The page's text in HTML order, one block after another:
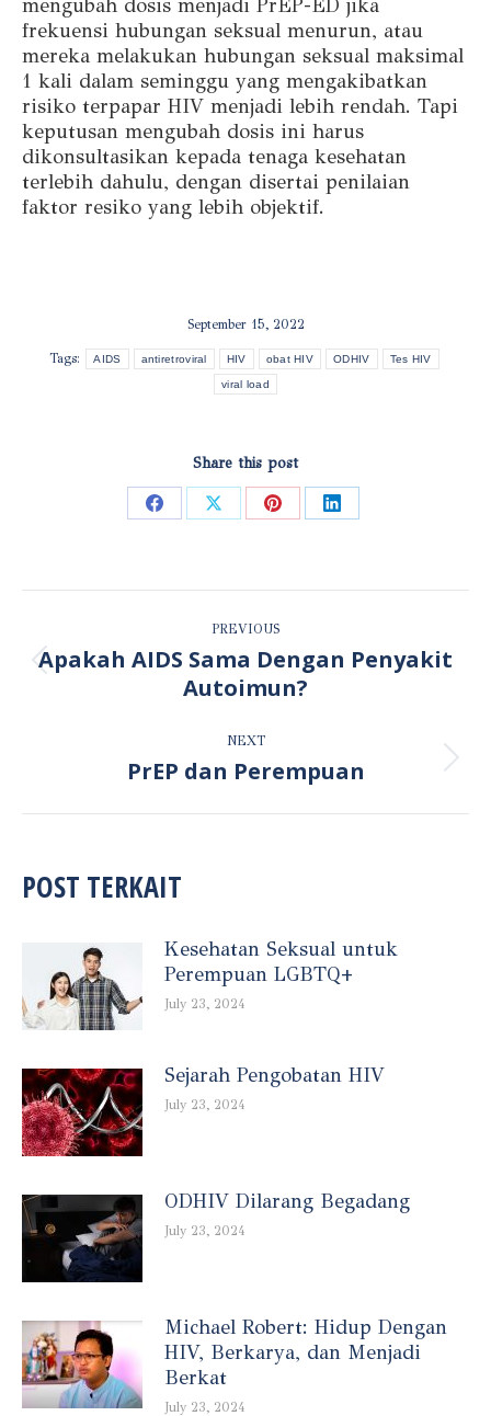
mengubah dosis menjadi PrEP-ED jika
frekuensi hubungan seksual menurun, atau
mereka melakukan hubungan seksual maksimal
1 kali dalam seminggu yang mengakibatkan
risiko terpapar HIV menjadi lebih rendah. Tapi
keputusan mengubah dosis ini harus
dikonsultasikan kepada tenaga kesehatan
terlebih dahulu, dengan disertai penilaian
faktor resiko yang lebih objektif.
September 15, 2022
Tags: AIDS antiretroviral HIV obat HIV ODHIV Tes HIV
viral load
Share this post
Share Share Share Share
NAVIGATION PREVIOUS
Previous
post:
Apakah AIDS Sama Dengan Penyakit
Autoimun?
NEXT
Next
PrEP dan Perempuan
POST TERKAIT
Kesehatan Seksual untuk
Perempuan LGBTQ+
July 23, 2024
Sejarah Pengobatan HIV
July 23, 2024
ODHIV Dilarang Begadang
July 23, 2024
Michael Robert: Hidup Dengan
HIV, Berkarya, dan Menjadi
Berkat
July 23, 2024